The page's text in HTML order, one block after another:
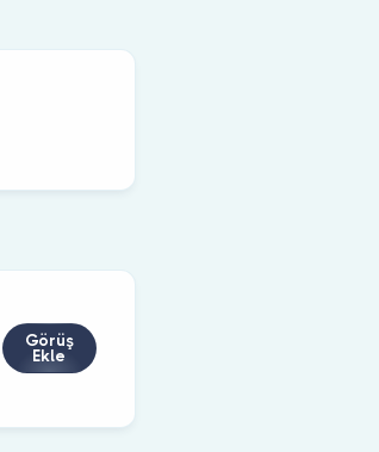
Görüş
Ekle